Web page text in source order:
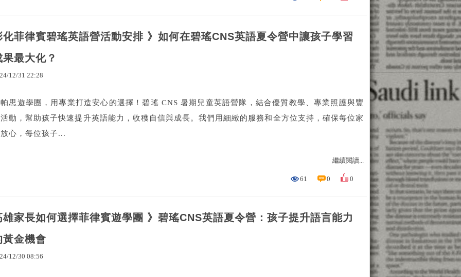
化菲律賓碧瑤英語營活動安排 》如何在碧瑤CNS英語夏令營中讓孩子學習
果最大化？
/12/31 22:28
思遊學團，用專業打造安心的選擇！碧瑤 CNS 暑期兒童英語營隊，結合優質教學、專業照護與豐
動，幫助孩子快速提升英語能力，收穫自信與成長。我們用細緻的服務和全方位支持，確保每位家
心，每位孩子...
繼續閱讀...
61 0 0
雄家長如何選擇菲律賓遊學團 》碧瑤CNS英語夏令營：孩子提升語言能力
黃金機會
/12/30 08:56